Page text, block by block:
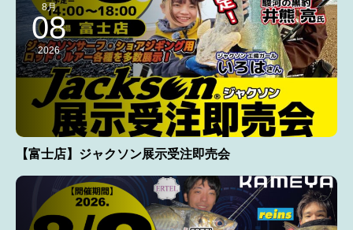
8月
08
2026
【富士店】ジャクソン展示受注即売会